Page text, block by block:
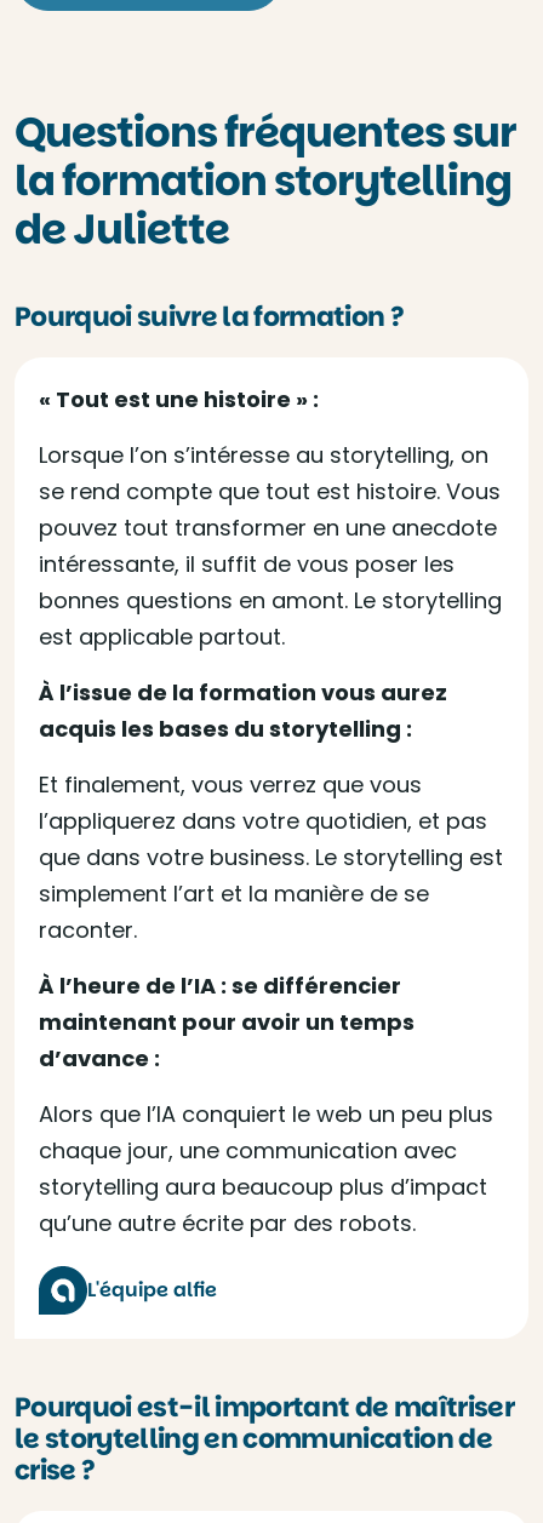
Questions fréquentes sur
la formation storytelling
de Juliette
Pourquoi suivre la formation ?
« Tout est une histoire » :
Lorsque l’on s’intéresse au storytelling, on
se rend compte que tout est histoire. Vous
pouvez tout transformer en une anecdote
intéressante, il suffit de vous poser les
bonnes questions en amont. Le storytelling
est applicable partout.
À l’issue de la formation vous aurez
acquis les bases du storytelling :
Et finalement, vous verrez que vous
l’appliquerez dans votre quotidien, et pas
que dans votre business. Le storytelling est
simplement l’art et la manière de se
raconter.
À l’heure de l’IA : se différencier
maintenant pour avoir un temps
d’avance :
Alors que l’IA conquiert le web un peu plus
chaque jour, une communication avec
storytelling aura beaucoup plus d’impact
qu’une autre écrite par des robots.
L'équipe alfie
Pourquoi est-il important de maîtriser
le storytelling en communication de
crise ?